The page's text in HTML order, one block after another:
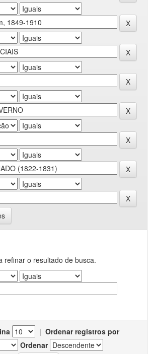
refinar o resultado de busca.
| Ordenar registros por
Ordenar